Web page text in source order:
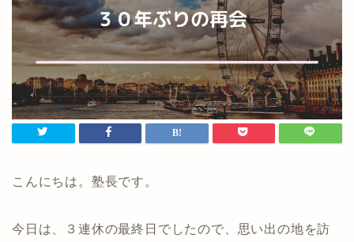
こんにちは。塾長です。
今日は、３連休の最終日でしたので、思い出の地を訪